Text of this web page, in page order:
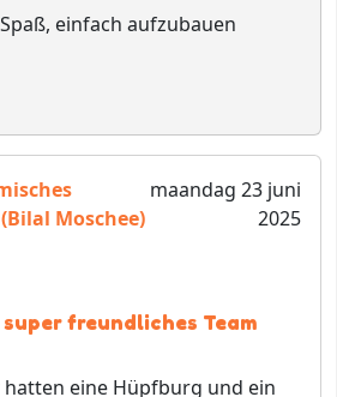
einfach aufzubauen
Moschee)
maandag 23 juni
2025
freundliches Team
hatten eine Hüpfburg und ein